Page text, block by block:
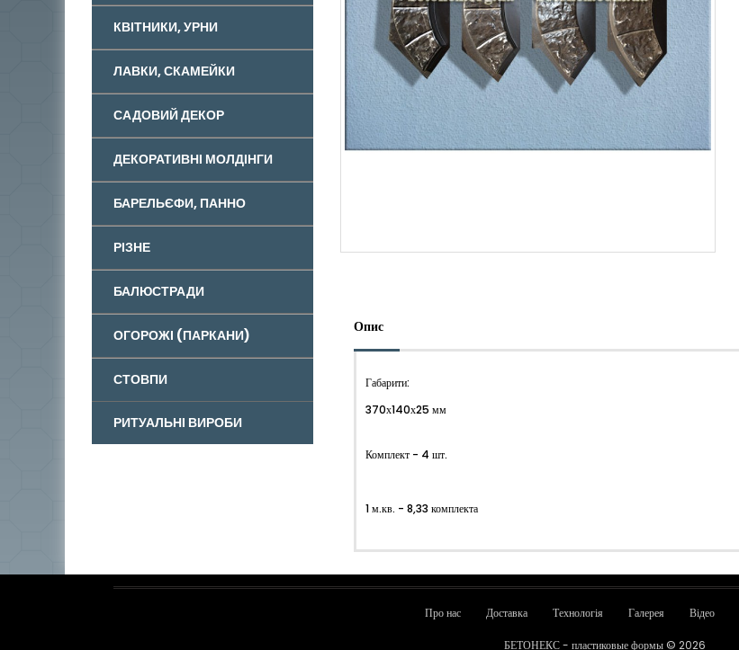
КВІТНИКИ, УРНИ
ЛАВКИ, СКАМЕЙКИ
САДОВИЙ ДЕКОР
ДЕКОРАТИВНІ МОЛДІНГИ
БАРЕЛЬЄФИ, ПАННО
РІЗНЕ
БАЛЮСТРАДИ
ОГОРОЖІ (ПАРКАНИ)
СТОВПИ
РИТУАЛЬНІ ВИРОБИ
Опис
Габарити:
370х140х25 мм
Комплект - 4 шт.
1 м.кв. - 8,33 комплекта
Про нас Доставка Технологія Галерея Відео
БЕТОНЕКС - пластиковые формы © 2026